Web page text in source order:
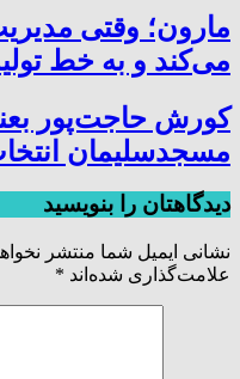
مارون؛ وقتی
می‌کند و به خط
کورش حاجت‌پور
مسجدسلیمان
دیدگاهتان را بنویسید
نشانی ایمیل شما منتشر
علامت‌گذاری شده‌اند *